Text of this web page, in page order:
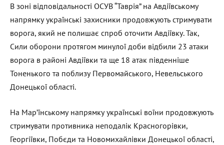
В зоні відповідальності ОСУВ “Таврія” на Авдіївському
напрямку українські захисники продовжують стримувати
ворога, який не полишає спроб оточити Авдіївку. Так,
Сили оборони протягом минулої доби відбили 23 атаки
ворога в районі Авдіївки та ще 18 атак південніше
Тоненького та поблизу Первомайського, Невельського
Донецької області.
На Мар’їнському напрямку українські воїни продовжують
стримувати противника неподалік Красногорівки,
Георгіївки, Побєди та Новомихайлівки Донецької області,